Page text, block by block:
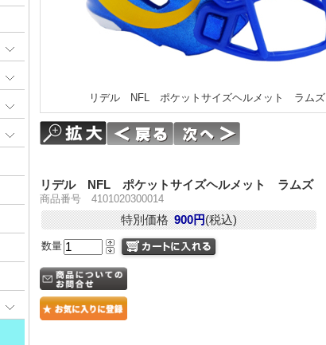
リデル NFL ポケットサイズヘルメット ラムズ
リデル NFL ポケットサイズヘルメット ラムズ
商品番号 4101020300014
特別価格 900円(税込)
数量